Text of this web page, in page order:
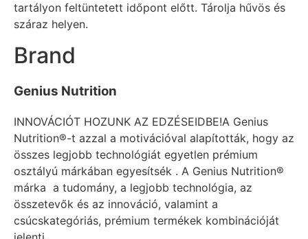
tartályon feltüntetett időpont előtt. Tárolja hűvös és
száraz helyen.
Brand
Genius Nutrition
INNOVÁCIÓT HOZUNK AZ EDZÉSEIDBE!A Genius
Nutrition®-t azzal a motivációval alapították, hogy az
összes legjobb technológiát egyetlen prémium
osztályú márkában egyesítsék . A Genius Nutrition®
márka a tudomány, a legjobb technológia, az
összetevők és az innováció, valamint a
csúcskategóriás, prémium termékek kombinációját